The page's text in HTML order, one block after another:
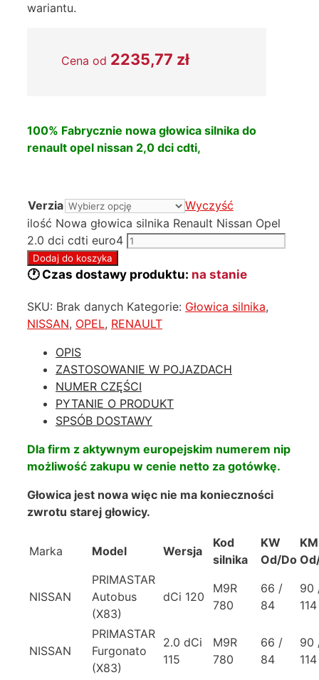
wariantu.
Cena od 2235,77 zł
100% Fabrycznie nowa głowica silnika do
renault opel nissan 2,0 dci cdti,
Verzia
Wyczyść
ilość Nowa głowica silnika Renault Nissan Opel
2.0 dci cdti euro4
Dodaj do koszyka
🕐 Czas dostawy produktu: na stanie
SKU: Brak danych Kategorie: Głowica silnika,
NISSAN, OPEL, RENAULT
OPIS
ZASTOSOWANIE W POJAZDACH
NUMER CZĘŚCI
PYTANIE O PRODUKT
SPSÓB DOSTAWY
Dla firm z aktywnym europejskim numerem nip
możliwość zakupu w cenie netto za gotówkę.
Głowica jest nowa więc nie ma konieczności
zwrotu starej głowicy.
Marka Model Wersja
Kod
silnika
KW
Od/Do
KM
NISSAN
PRIMASTAR
Autobus
(X83)
dCi 120
M9R
780
66 /
84
90
114
NISSAN
PRIMASTAR
Furgonato
(X83)
2.0 dCi
115
M9R
780
66 /
84
90
114